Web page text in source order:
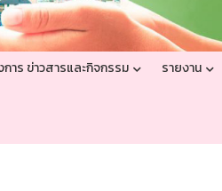
การ ข่าวสารและกิจกรรม รายงาน